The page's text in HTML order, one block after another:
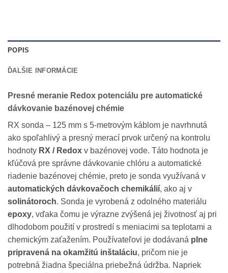
POPIS
ĎALŠIE INFORMÁCIE
Presné meranie Redox potenciálu pre automatické
dávkovanie bazénovej chémie
RX sonda – 125 mm s 5-metrovým káblom je navrhnutá
ako spoľahlivý a presný merací prvok určený na kontrolu
hodnoty RX / Redox v bazénovej vode. Táto hodnota je
kľúčová pre správne dávkovanie chlóru a automatické
riadenie bazénovej chémie, preto je sonda využívaná v
automatických dávkovačoch chemikálií, ako aj v
solinátoroch. Sonda je vyrobená z odolného materiálu
epoxy, vďaka čomu je výrazne zvýšená jej životnosť aj pri
dlhodobom použití v prostredí s meniacimi sa teplotami a
chemickým zaťažením. Používateľovi je dodávaná plne
pripravená na okamžitú inštaláciu, pričom nie je
potrebná žiadna špeciálna priebežná údržba. Napriek